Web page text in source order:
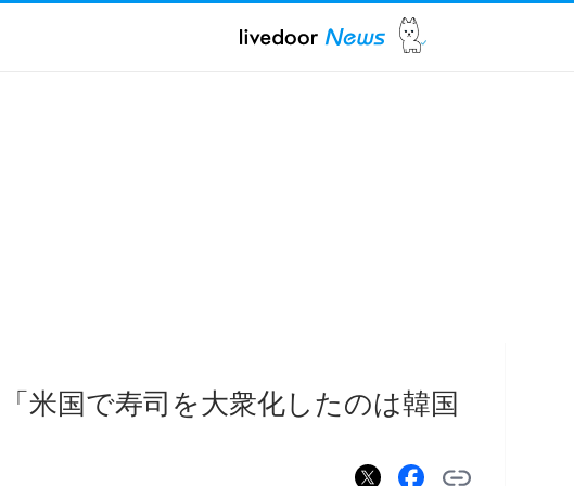
米国で寿司を大衆化したのは韓国